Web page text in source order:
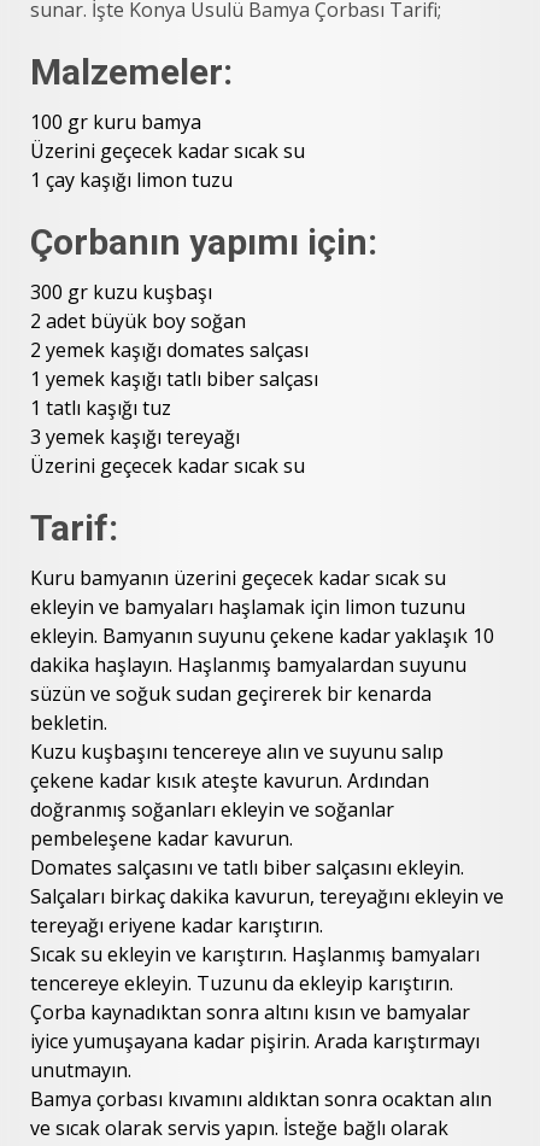
sunar. İşte Konya Usulü Bamya Çorbası Tarifi;
Malzemeler:
100 gr kuru bamya
Üzerini geçecek kadar sıcak su
1 çay kaşığı limon tuzu
Çorbanın yapımı için:
300 gr kuzu kuşbaşı
2 adet büyük boy soğan
2 yemek kaşığı domates salçası
1 yemek kaşığı tatlı biber salçası
1 tatlı kaşığı tuz
3 yemek kaşığı tereyağı
Üzerini geçecek kadar sıcak su
Tarif:
Kuru bamyanın üzerini geçecek kadar sıcak su
ekleyin ve bamyaları haşlamak için limon tuzunu
ekleyin. Bamyanın suyunu çekene kadar yaklaşık 10
dakika haşlayın. Haşlanmış bamyalardan suyunu
süzün ve soğuk sudan geçirerek bir kenarda
bekletin.
Kuzu kuşbaşını tencereye alın ve suyunu salıp
çekene kadar kısık ateşte kavurun. Ardından
doğranmış soğanları ekleyin ve soğanlar
pembeleşene kadar kavurun.
Domates salçasını ve tatlı biber salçasını ekleyin.
Salçaları birkaç dakika kavurun, tereyağını ekleyin ve
tereyağı eriyene kadar karıştırın.
Sıcak su ekleyin ve karıştırın. Haşlanmış bamyaları
tencereye ekleyin. Tuzunu da ekleyip karıştırın.
Çorba kaynadıktan sonra altını kısın ve bamyalar
iyice yumuşayana kadar pişirin. Arada karıştırmayı
unutmayın.
Bamya çorbası kıvamını aldıktan sonra ocaktan alın
ve sıcak olarak servis yapın. İsteğe bağlı olarak